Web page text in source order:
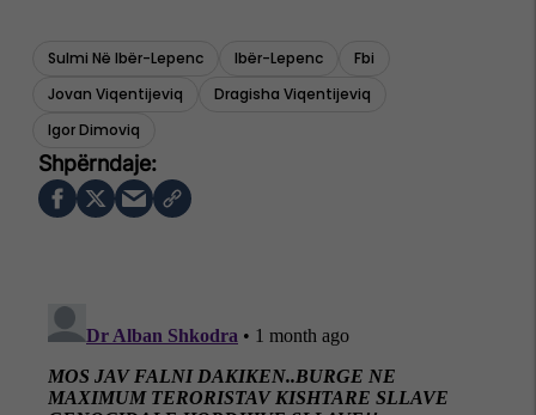
Sulmi Në Ibër-Lepenc Ibër-Lepenc
Fbi
Jovan Viqentijeviq
Dragisha Viqentijeviq
Igor Dimoviq